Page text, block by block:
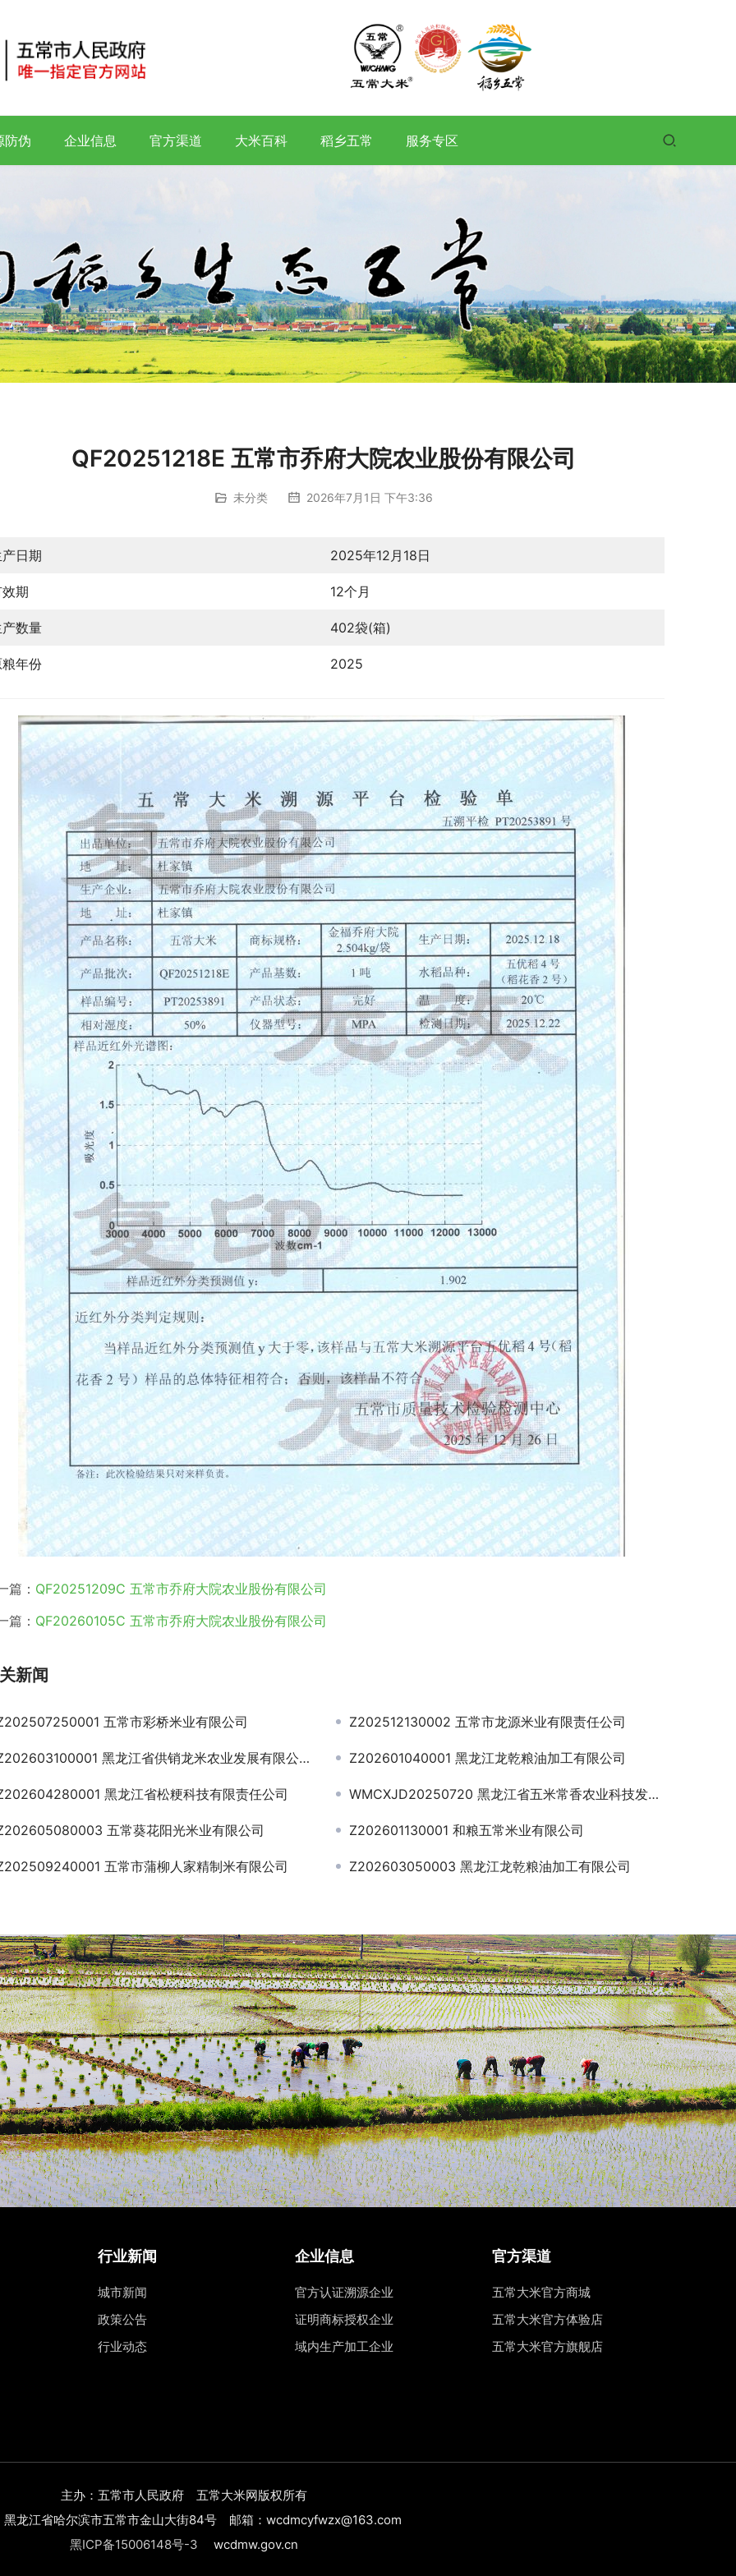
防伪 企业信息 官方渠道 大米百科 稻乡五常 服务专区
QF20251218E 五常市乔府大院农业股份有限公司
未分类 2026年7月1日 下午3:36
日期 2025年12月18日
期 12个月
数量 402袋(箱)
粮年份 2025
篇： QF20251209C 五常市乔府大院农业股份有限公司
篇： QF20260105C 五常市乔府大院农业股份有限公司
新闻
五常市彩桥米业有限公司 Z202512130002 五常市龙源米业有限责任公司
黑龙江省供销龙米农业发展有限公司 Z202601040001 黑龙江龙乾粮油加工有限公司
黑龙江省松粳科技有限责任公司 WMCXJD20250720 黑龙江省五米常香农业科技发展股份有限公司
五常葵花阳光米业有限公司 Z202601130001 和粮五常米业有限公司
五常市蒲柳人家精制米有限公司 Z202603050003 黑龙江龙乾粮油加工有限公司
行业新闻
城市新闻
政策公告
行业动态
企业信息
官方认证溯源企业
证明商标授权企业
域内生产加工企业
官方渠道
五常大米官方商城
五常大米官方体验店
五常大米官方旗舰店
主办：五常市人民政府 五常大米网版权所有
黑龙江省哈尔滨市五常市金山大街84号 邮箱：wcdmcyfwzx@163.com
黑ICP备15006148号-3 wcdmw.gov.cn